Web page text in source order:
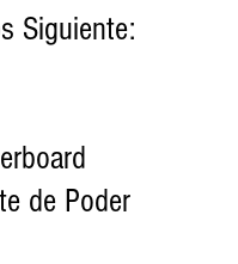
Siguiente:
de Poder